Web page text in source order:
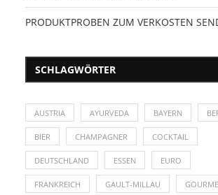
PRODUKTPROBEN ZUM VERKOSTEN
SCHLAGWÖRTER
AUSTRIA AYURVEDA BAYERN
BIER CHAMPAGNER COCKTAIL
DEUTSCHLAND ESSEN EURO
FRANKREICH GAULT-MILLAU